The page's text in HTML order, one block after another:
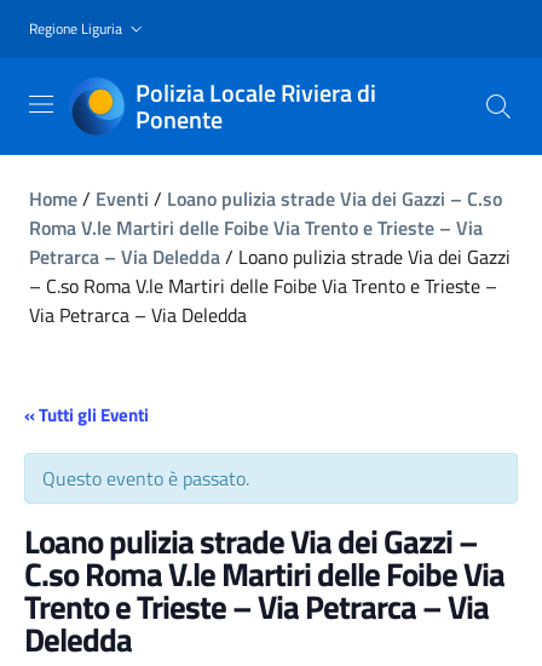
Regione Liguria
Polizia Locale Riviera di
Ponente
Home/ Eventi / Loano pulizia strade Via dei Gazzi – C.so
Roma V.le Martiri delle Foibe Via Trento e Trieste – Via
Petrarca – Via Deledda/ Loano pulizia strade Via dei Gazzi
– C.so Roma V.le Martiri delle Foibe Via Trento e Trieste –
Via Petrarca – Via Deledda
« Tutti gli Eventi
Questo evento è passato.
Loano pulizia strade Via dei Gazzi –
C.so Roma V.le Martiri delle Foibe Via
Trento e Trieste – Via Petrarca – Via
Deledda